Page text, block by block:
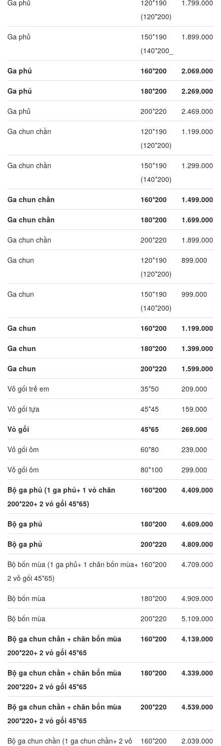
Ga phủ
120*190
(120*200)
1.799.000
Ga phủ
150*190
(140*200_
1.899.000
Ga phủ 160*200 2.069.000
Ga phủ 180*200 2.269.000
Ga phủ 200*220 2.469.000
Ga chun chần
120*190
(120*200)
1.199.000
Ga chun chần
150*190
(140*200)
1.299.000
Ga chun chần 160*200 1.499.000
Ga chun chần 180*200 1.699.000
Ga chun chần 200*220 1.899.000
Ga chun
120*190
(120*200)
899.000
Ga chun
150*190
(140*200)
999.000
Ga chun 160*200 1.199.000
Ga chun 180*200 1.399.000
Ga chun 200*220 1.599.000
Vỏ gối trẻ em 35*50 209.000
Vỏ gối tựa 45*45 159.000
Vỏ gối 45*65 269.000
Vỏ gối ôm 60*80 239.000
Vỏ gối ôm 80*100 299.000
Bộ ga phủ (1 ga phủ+ 1 vỏ chăn
200*220+ 2 vỏ gối 45*65)
160*200 4.409.000
Bộ ga phủ 180*200 4.609.000
Bộ ga phủ 200*220 4.809.000
Bộ bốn mùa (1 ga phủ+ 1 chăn bốn mùa+
2 vỏ gối 45*65)
160*200 4.709.000
Bộ bốn mùa 180*200 4.909.000
Bộ bốn mùa 200*220 5.109.000
Bộ ga chun chần + chăn bốn mùa
200*220+ 2 vỏ gối 45*65
160*200 4.139.000
Bộ ga chun chần + chăn bốn mùa
200*220+ 2 vỏ gối 45*65
180*200 4.339.000
Bộ ga chun chần + chăn bốn mùa
200*220+ 2 vỏ gối 45*65
200*220 4.539.000
Bộ ga chun chần (1 ga chun chần+ 2 vỏ
160*200 2.039.000